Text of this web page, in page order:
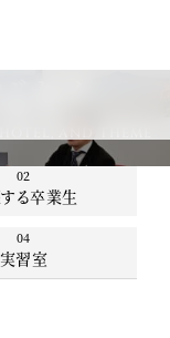
く。
AND THEME
02
る卒業生
04
実習室